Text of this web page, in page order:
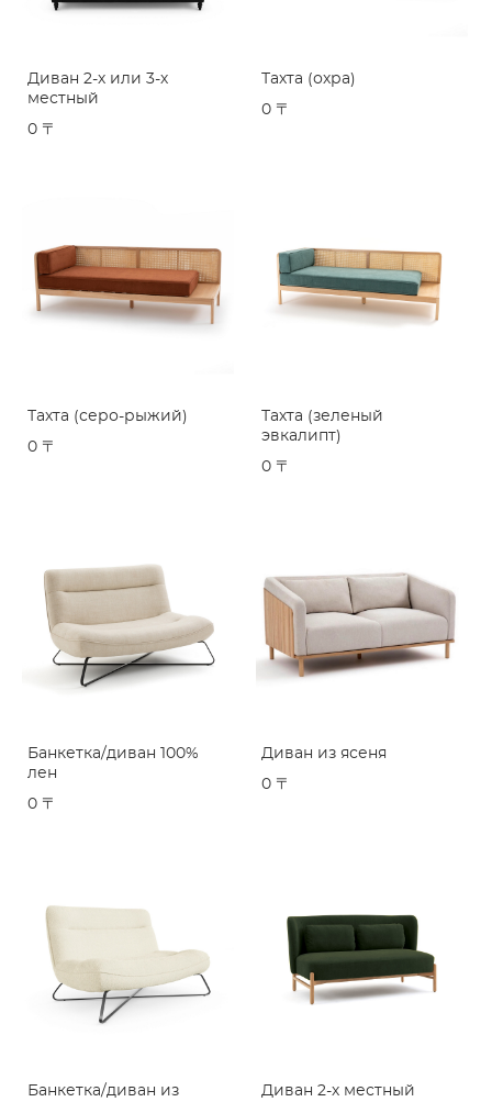
Диван 2-х или 3-х
местный
0 〒
Тахта (охра)
0 〒
Тахта (серо-рыжий)
0 〒
Тахта (зеленый
эвкалипт)
0 〒
Банкетка/диван 100%
лен
0 〒
Диван из ясеня
0 〒
Банкетка/диван из
Диван 2-х местный